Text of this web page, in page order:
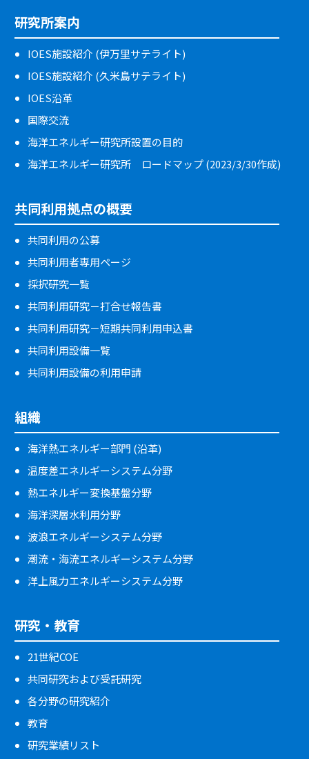
研究所案内
IOES施設紹介 (伊万里サテライト)
IOES施設紹介 (久米島サテライト)
IOES沿革
国際交流
海洋エネルギー研究所設置の目的
海洋エネルギー研究所 ロードマップ (2023/3/30作成)
共同利用拠点の概要
共同利用の公募
共同利用者専用ページ
採択研究一覧
共同利用研究－打合せ報告書
共同利用研究－短期共同利用申込書
共同利用設備一覧
共同利用設備の利用申請
組織
海洋熱エネルギー部門 (沿革)
温度差エネルギーシステム分野
熱エネルギー変換基盤分野
海洋深層水利用分野
波浪エネルギーシステム分野
潮流・海流エネルギーシステム分野
洋上風力エネルギーシステム分野
研究・教育
21世紀COE
共同研究および受託研究
各分野の研究紹介
教育
研究業績リスト